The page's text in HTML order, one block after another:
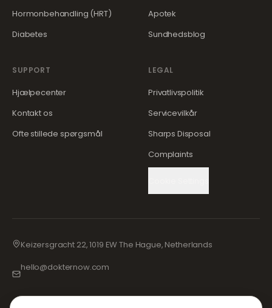
Hormonbehandling (HRT)
Diabetes
Apotek
Sundhedsblog
SUPPORT
Hjælpecenter
Kontakt os
Ofte stillede spørgsmål
LEGAL
Privatlivspolitik
Servicevilkår
Sharps Disposal
Complaints
Keizersgracht 22, 1019 EW The Hague, Netherlands
hello@dokternow.com